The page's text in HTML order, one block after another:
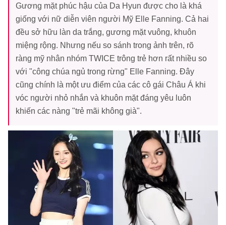
Gương mặt phúc hậu của Da Hyun được cho là khá
giống với nữ diễn viên người Mỹ Elle Fanning. Cả hai
đều sở hữu làn da trắng, gương mặt vuông, khuôn
miệng rộng. Nhưng nếu so sánh trong ảnh trên, rõ
ràng mỹ nhân nhóm TWICE trông trẻ hơn rất nhiều so
với "công chúa ngủ trong rừng" Elle Fanning. Đây
cũng chính là một ưu điểm của các cô gái Châu Á khi
vóc người nhỏ nhắn và khuôn mặt đáng yêu luôn
khiến các nàng "trẻ mãi không già".